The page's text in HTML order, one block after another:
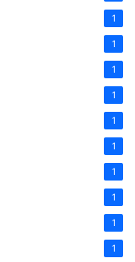
1
1
1
1
1
1
1
1
1
1